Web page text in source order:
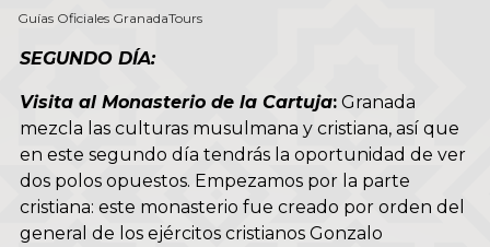
Guías Oficiales GranadaTours
SEGUNDO DÍA:
Visita al Monasterio de la Cartuja: Granada
mezcla las culturas musulmana y cristiana, así que
en este segundo día tendrás la oportunidad de ver
dos polos opuestos. Empezamos por la parte
cristiana: este monasterio fue creado por orden del
general de los ejércitos cristianos Gonzalo